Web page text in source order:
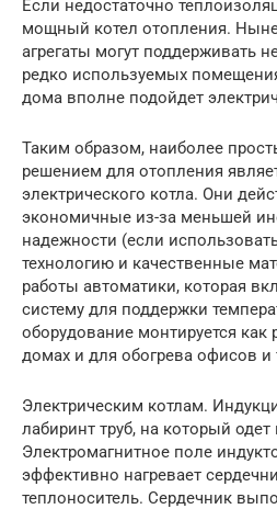
Если недостаточно
мощный котел отопления.
агрегаты могут поддерживать
редко используемых
дома вполне подойдет
Таким образом, наиболее
решением для отопления
электрического котла. Они
экономичные из-за меньшей
надежности (если
технологию и качественные
работы автоматики, которая
систему для поддержки
оборудование монтируется как
домах и для обогрева офисов
Электрическим котлам.
лабиринт труб, на который одет
Электромагнитное поле
эффективно нагревает
теплоноситель. Сердечник